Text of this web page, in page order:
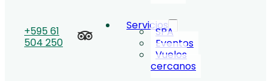
+595 61
504 250
Servicios
SPA
Eventos
Vuelos
cercanos